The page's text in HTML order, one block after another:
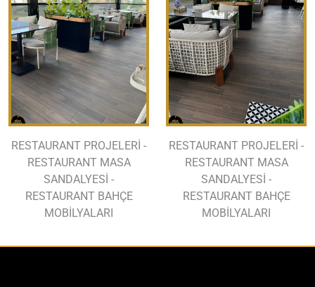
RESTAURANT PROJELERİ -
RESTAURANT MASA
SANDALYESİ -
RESTAURANT BAHÇE
MOBİLYALARI
RESTAURANT PROJELERİ -
RESTAURANT MASA
SANDALYESİ -
RESTAURANT BAHÇE
MOBİLYALARI